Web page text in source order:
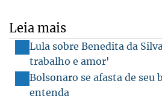
Leia mais
Lula sobre Benedita da
trabalho e amor'
Bolsonaro se afasta de
entenda